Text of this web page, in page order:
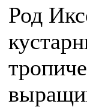
Род